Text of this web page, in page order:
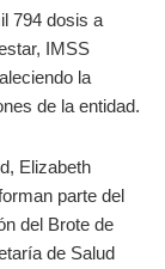
794 dosis a
IMSS
la
de la entidad.
Elizabeth
parte del
del Brote de
de Salud